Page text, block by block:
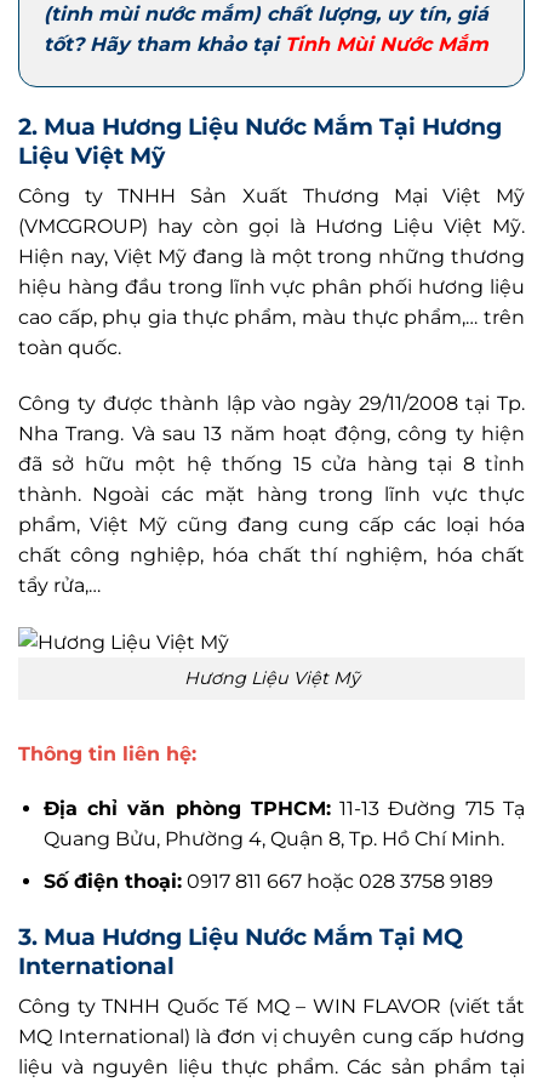
(tinh mùi nước mắm) chất lượng, uy tín, giá
tốt? Hãy tham khảo tại Tinh Mùi Nước Mắm
2. Mua Hương Liệu Nước Mắm Tại Hương
Liệu Việt Mỹ
Công ty TNHH Sản Xuất Thương Mại Việt Mỹ
(VMCGROUP) hay còn gọi là Hương Liệu Việt Mỹ.
Hiện nay, Việt Mỹ đang là một trong những thương
hiệu hàng đầu trong lĩnh vực phân phối hương liệu
cao cấp, phụ gia thực phẩm, màu thực phẩm,… trên
toàn quốc.
Công ty được thành lập vào ngày 29/11/2008 tại Tp.
Nha Trang. Và sau 13 năm hoạt động, công ty hiện
đã sở hữu một hệ thống 15 cửa hàng tại 8 tỉnh
thành. Ngoài các mặt hàng trong lĩnh vực thực
phẩm, Việt Mỹ cũng đang cung cấp các loại hóa
chất công nghiệp, hóa chất thí nghiệm, hóa chất
tẩy rửa,…
Hương Liệu Việt Mỹ
Thông tin liên hệ:
Địa chỉ văn phòng TPHCM:11-13 Đường 715 Tạ
Quang Bửu, Phường 4, Quận 8, Tp. Hồ Chí Minh.
Số điện thoại:0917 811 667 hoặc 028 3758 9189
3. Mua Hương Liệu Nước Mắm Tại MQ
International
Công ty TNHH Quốc Tế MQ – WIN FLAVOR (viết tắt
MQ International) là đơn vị chuyên cung cấp hương
liệu và nguyên liệu thực phẩm. Các sản phẩm tại